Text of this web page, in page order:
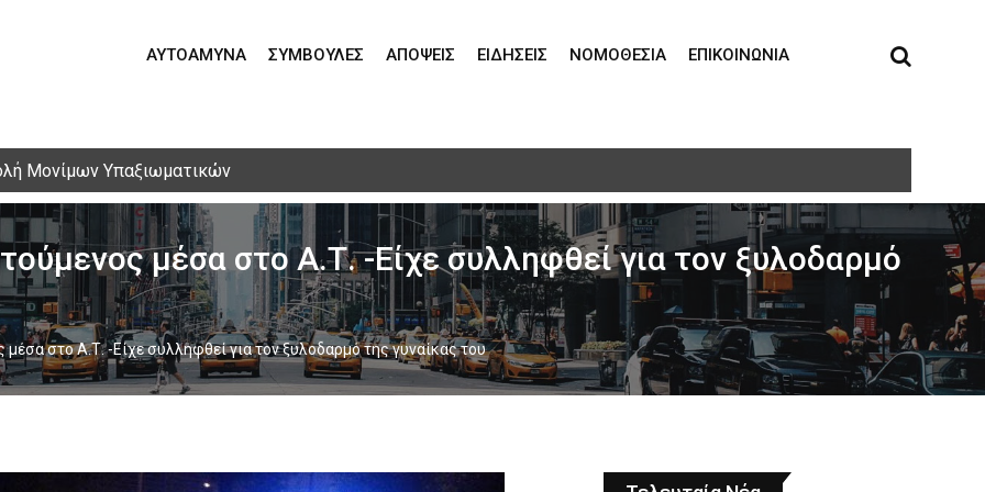
ΑΥΤΟΆΜΥΝΑ
ΣΥΜΒΟΥΛΈΣ ΑΠΌΨΕΙΣ ΕΙΔΉΣΕΙΣ ΝΟΜΟΘΕΣΊΑ ΕΠΙΚΟΙΝΩΝΊΑ
σπείρας απάτης – Τον συνελάμβαναν έξω από το σπίτι του υποψήφιου θύματος
μέσα στο Α.Τ. -Είχε συλληφθεί για τον ξυλοδαρμό
στο Α.Τ. -Είχε συλληφθεί για τον ξυλοδαρμό της γυναίκας του